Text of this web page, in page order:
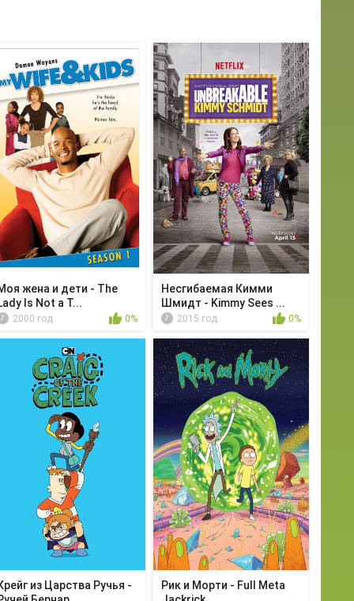
жена и дети - The
Is Not a T...
2000 год 0%
Несгибаемая Кимми
Шмидт - Kimmy Sees ...
2015 год 0%
из Царства Ручья -
Рик и Морти - Full Meta